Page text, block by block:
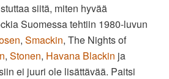
siitä, miten hyvää
Suomessa tehtiin 1980-luvun
,Smackin, The Nights of
,Stonen, Havana Blackin ja
ei juuri ole lisättävää. Paitsi